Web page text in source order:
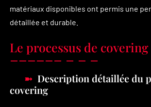
matériaux disponibles ont permis une
détaillée et durable.
Le processus de
Description détaillée du
covering